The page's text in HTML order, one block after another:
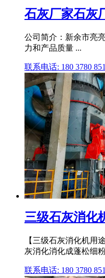
石灰厂家石灰
公司简介：新余市亮
力和产品质量 ...
联系电话: 180 3780
三级石灰消化
【三级石灰消化机用
灰消化消化成蓬松细
联系电话: 180 3780